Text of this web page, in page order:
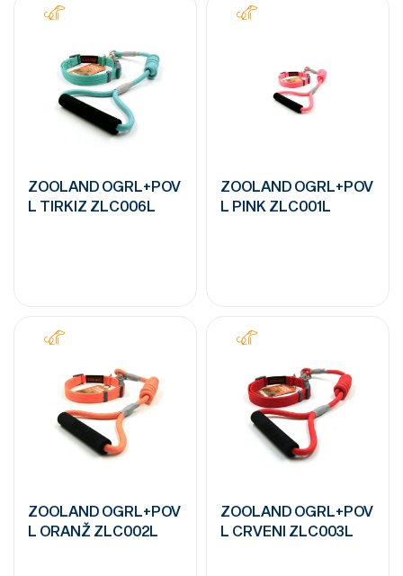
ZOOLAND OGRL+POV
L TIRKIZ ZLC006L
ZOOLAND OGRL+POV
L PINK ZLC001L
ZOOLAND OGRL+POV
L ORANŽ ZLC002L
ZOOLAND OGRL+POV
L CRVENI ZLC003L